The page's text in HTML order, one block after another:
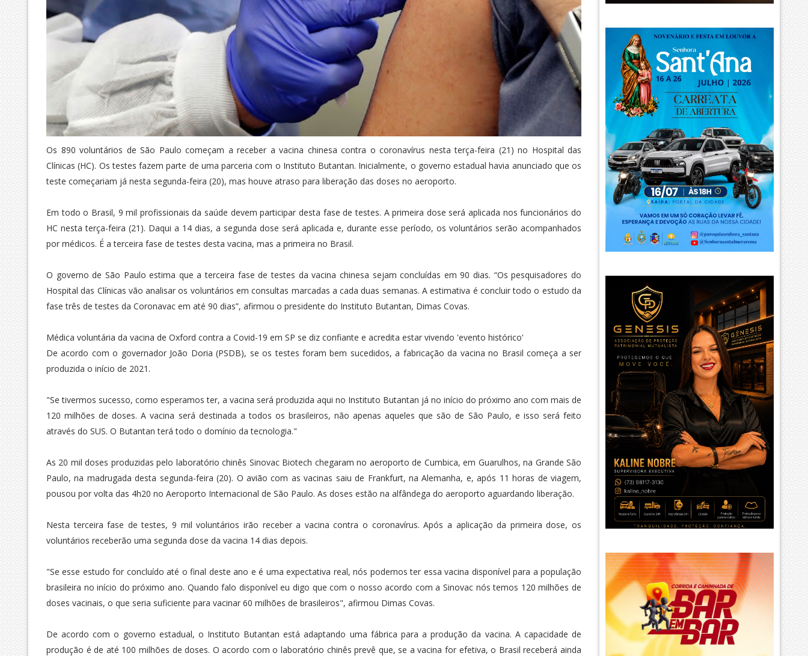
Os 890 voluntários de São Paulo começam a receber a vacina chinesa contra o coronavírus nesta terça-feira (21) no Hospital das
Clínicas (HC). Os testes fazem parte de uma parceria com o Instituto Butantan. Inicialmente, o governo estadual havia anunciado que os
teste começariam já nesta segunda-feira (20), mas houve atraso para liberação das doses no aeroporto.
Em todo o Brasil, 9 mil profissionais da saúde devem participar desta fase de testes. A primeira dose será aplicada nos funcionários do
HC nesta terça-feira (21). Daqui a 14 dias, a segunda dose será aplicada e, durante esse período, os voluntários serão acompanhados
por médicos. É a terceira fase de testes desta vacina, mas a primeira no Brasil.
O governo de São Paulo estima que a terceira fase de testes da vacina chinesa sejam concluídas em 90 dias. “Os pesquisadores do
Hospital das Clínicas vão analisar os voluntários em consultas marcadas a cada duas semanas. A estimativa é concluir todo o estudo da
fase três de testes da Coronavac em até 90 dias”, afirmou o presidente do Instituto Butantan, Dimas Covas.
Médica voluntária da vacina de Oxford contra a Covid-19 em SP se diz confiante e acredita estar vivendo 'evento histórico'
De acordo com o governador João Doria (PSDB), se os testes foram bem sucedidos, a fabricação da vacina no Brasil começa a ser
produzida o início de 2021.
"Se tivermos sucesso, como esperamos ter, a vacina será produzida aqui no Instituto Butantan já no início do próximo ano com mais de
120 milhões de doses. A vacina será destinada a todos os brasileiros, não apenas aqueles que são de São Paulo, e isso será feito
através do SUS. O Butantan terá todo o domínio da tecnologia."
As 20 mil doses produzidas pelo laboratório chinês Sinovac Biotech chegaram no aeroporto de Cumbica, em Guarulhos, na Grande São
Paulo, na madrugada desta segunda-feira (20). O avião com as vacinas saiu de Frankfurt, na Alemanha, e, após 11 horas de viagem,
pousou por volta das 4h20 no Aeroporto Internacional de São Paulo. As doses estão na alfândega do aeroporto aguardando liberação.
Nesta terceira fase de testes, 9 mil voluntários irão receber a vacina contra o coronavírus. Após a aplicação da primeira dose, os
voluntários receberão uma segunda dose da vacina 14 dias depois.
"Se esse estudo for concluído até o final deste ano e é uma expectativa real, nós podemos ter essa vacina disponível para a população
brasileira no início do próximo ano. Quando falo disponível eu digo que com o nosso acordo com a Sinovac nós temos 120 milhões de
doses vacinais, o que seria suficiente para vacinar 60 milhões de brasileiros", afirmou Dimas Covas.
De acordo com o governo estadual, o Instituto Butantan está adaptando uma fábrica para a produção da vacina. A capacidade de
produção é de até 100 milhões de doses. O acordo com o laboratório chinês prevê que, se a vacina for efetiva, o Brasil receberá ainda